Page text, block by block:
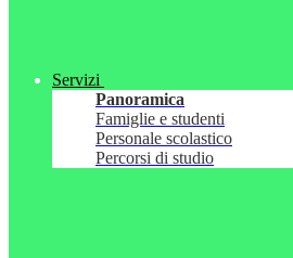
Servizi
Panoramica
Famiglie e studenti
Personale scolastico
Percorsi di studio